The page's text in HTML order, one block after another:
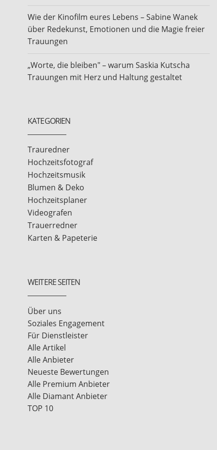
Wie der Kinofilm eures Lebens – Sabine Wanek
über Redekunst, Emotionen und die Magie freier
Trauungen
„Worte, die bleiben" – warum Saskia Kutscha
Trauungen mit Herz und Haltung gestaltet
KATEGORIEN
Trauredner
Hochzeitsfotograf
Hochzeitsmusik
Blumen & Deko
Hochzeitsplaner
Videografen
Trauerredner
Karten & Papeterie
WEITERE SEITEN
Über uns
Soziales Engagement
Für Dienstleister
Alle Artikel
Alle Anbieter
Neueste Bewertungen
Alle Premium Anbieter
Alle Diamant Anbieter
TOP 10